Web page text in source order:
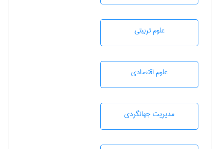
علوم تربيتی
علوم اقتصادی
مديريت جهانگردی